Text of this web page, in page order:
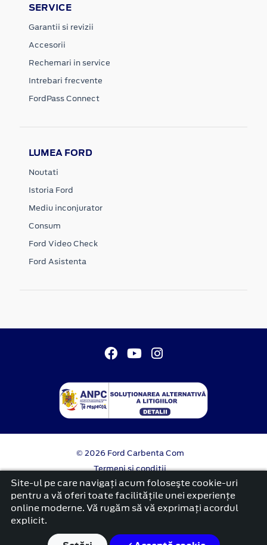
SERVICE
Garantii si revizii
Accesorii
Rechemari in service
Intrebari frecvente
FordPass Connect
LUMEA FORD
Noutati
Istoria Ford
Mediu inconjurator
Consum
Ford Video Check
Ford Asistenta
© 2026 Ford Carbenta Com
Termeni si conditii
Confidentialitate
Politica cookies
platformă dezvoltată de Workleto
Site-ul pe care navigați acum foloseşte cookie-uri
pentru a vă oferi toate facilitățile unei experiențe
online moderne. Vă rugăm să vă exprimați acordul
explicit.